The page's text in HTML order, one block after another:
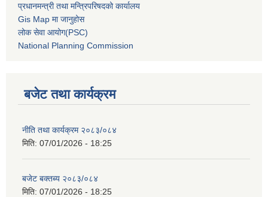
प्रधानमन्त्री तथा मन्त्रिपरिषदको कार्यालय
Gis Map मा जानुहोस
लोक सेवा आयोग(PSC)
National Planning Commission
बजेट तथा कार्यक्रम
नीति तथा कार्यक्रम २०८३/०८४
मिति: 07/01/2026 - 18:25
बजेट बक्तब्य २०८३/०८४
मिति: 07/01/2026 - 18:25